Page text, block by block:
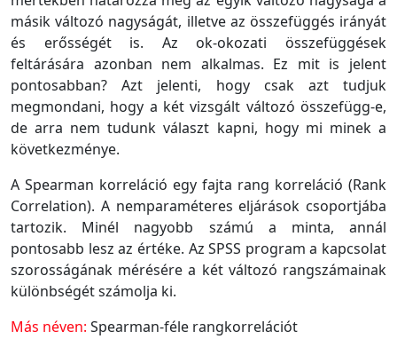
másik változó nagyságát, illetve az összefüggés irányát
és erősségét is. Az ok-okozati összefüggések
feltárására azonban nem alkalmas. Ez mit is jelent
pontosabban? Azt jelenti, hogy csak azt tudjuk
megmondani, hogy a két vizsgált változó összefügg-e,
de arra nem tudunk választ kapni, hogy mi minek a
következménye.
A Spearman korreláció egy fajta rang korreláció (Rank
Correlation). A nemparaméteres eljárások csoportjába
tartozik. Minél nagyobb számú a minta, annál
pontosabb lesz az értéke. Az SPSS program a kapcsolat
szorosságának mérésére a két változó rangszámainak
különbségét számolja ki.
Más néven: Spearman-féle rangkorrelációt